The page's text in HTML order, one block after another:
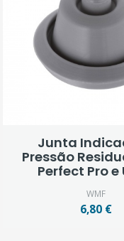
Junta
Pressão
Perfect Pro e
WMF
6,80 €